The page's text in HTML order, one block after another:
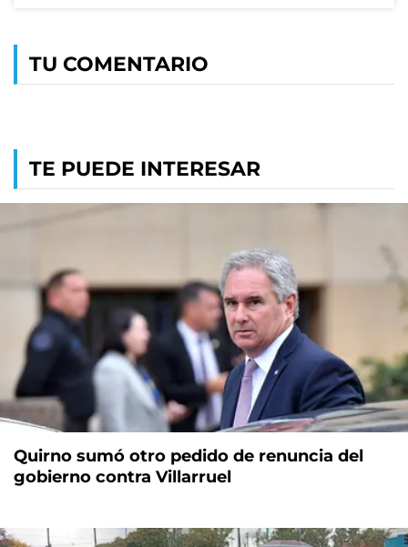
TU COMENTARIO
TE PUEDE INTERESAR
Quirno sumó otro pedido de renuncia del
gobierno contra Villarruel